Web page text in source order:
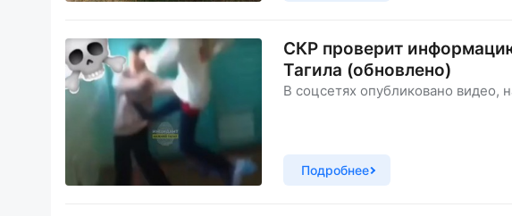
СКР проверит
Тагила (обновлено)
В соцсетях опубликовано видео,
Подробнее